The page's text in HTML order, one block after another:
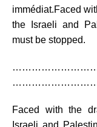
immédiat.Faced
the Israeli and
must be stopped.
Faced with the
Israeli and